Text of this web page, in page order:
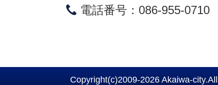
電話番号：086-955-0710
Copyright(c)2009-2026 Akaiwa-